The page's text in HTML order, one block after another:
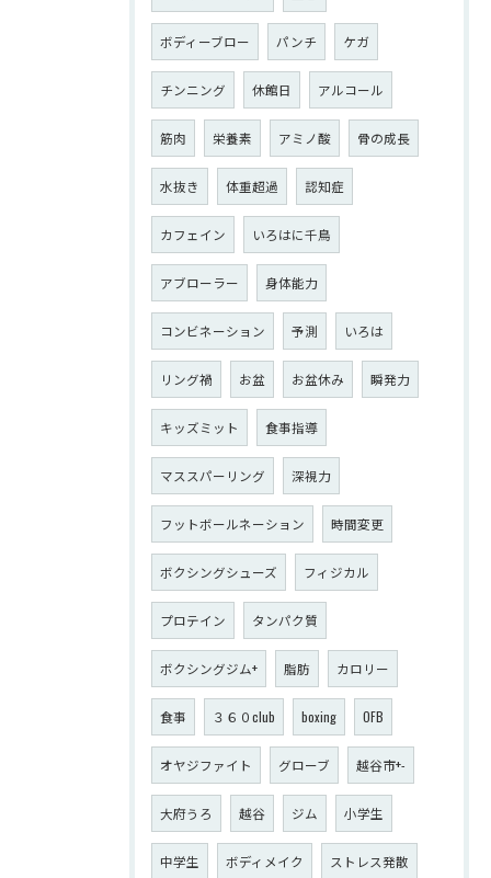
ボディーブロー パンチ ケガ
チンニング 休館日 アルコール
筋肉 栄養素 アミノ酸 骨の成長
水抜き 体重超過 認知症
カフェイン いろはに千鳥
アブローラー 身体能力
コンビネーション 予測 いろは
リング禍 お盆 お盆休み 瞬発力
キッズミット 食事指導
マススパーリング 深視力
フットボールネーション 時間変更
ボクシングシューズ フィジカル
プロテイン タンパク質
ボクシングジム+ 脂肪 カロリー
食事 ３６０club boxing OFB
オヤジファイト グローブ 越谷市+-
大府うろ 越谷 ジム 小学生
中学生 ボディメイク ストレス発散